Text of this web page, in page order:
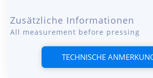
Zusätzliche Informationen
All measurement before pressing
TECHNISCHE